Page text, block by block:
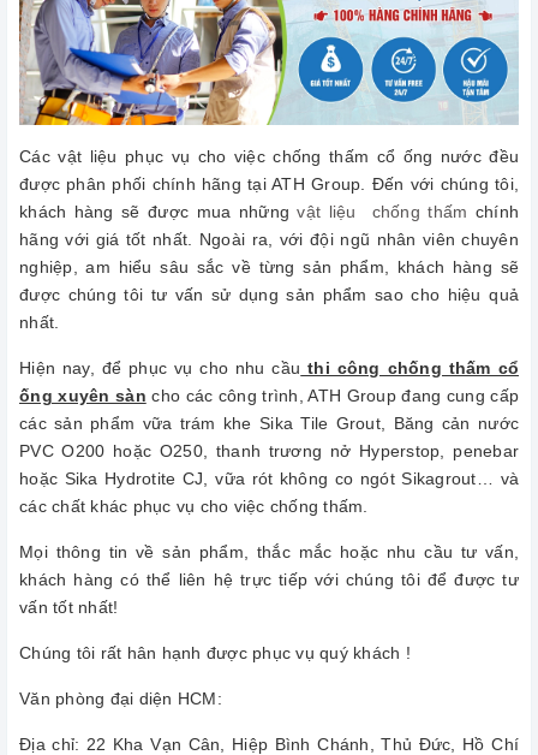
Các vật liệu phục vụ cho việc chống thấm cổ ống nước đều
được phân phối chính hãng tại ATH Group. Đến với chúng tôi,
khách hàng sẽ được mua nhữngvật liệu chống thấm chính
hãng với giá tốt nhất. Ngoài ra, với đội ngũ nhân viên chuyên
nghiệp, am hiểu sâu sắc về từng sản phẩm, khách hàng sẽ
được chúng tôi tư vấn sử dụng sản phẩm sao cho hiệu quả
nhất.
Hiện nay, để phục vụ cho nhu cầu thi công chống thấm cổ
ống xuyên sàn cho các công trình, ATH Group đang cung cấp
các sản phẩm vữa trám khe Sika Tile Grout, Băng cản nước
PVC O200 hoặc O250, thanh trương nở Hyperstop, penebar
hoặc Sika Hydrotite CJ, vữa rót không co ngót Sikagrout… và
các chất khác phục vụ cho việc chống thấm.
Mọi thông tin về sản phẩm, thắc mắc hoặc nhu cầu tư vấn,
khách hàng có thể liên hệ trực tiếp với chúng tôi để được tư
vấn tốt nhất!
Chúng tôi rất hân hạnh được phục vụ quý khách !
Văn phòng đại diện HCM:
Địa chỉ: 22 Kha Vạn Cân, Hiệp Bình Chánh, Thủ Đức, Hồ Chí